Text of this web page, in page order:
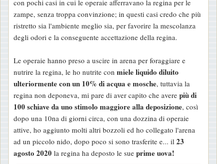
con pochi casi in cui le operaie afferravano la regina per le
zampe, senza troppa convinzione; in questi casi credo che più
ristretto sia l'ambiente meglio sia, per favorire la mescolanza
degli odori e la conseguente accettazione della regina.
Le operaie hanno preso a uscire in arena per foraggiare e
nutrire la regina, le ho nutrite con miele liquido diluito
ulteriormente con un 10% di acqua e mosche, tuttavia la
regina non deponeva, mi pare di aver capito che avere più di
100 schiave da uno stimolo maggiore alla deposizione, così
dopo una 10na di giorni circa, con una dozzina di operaie
attive, ho aggiunto molti altri bozzoli ed ho collegato l'arena
ad un piccolo nido, dopo poco si sono trasferite e... il 23
agosto 2020 la regina ha deposto le sue prime uova!